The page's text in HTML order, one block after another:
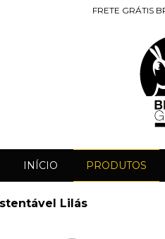
FRETE GRÁTIS
INÍCIO PRODUTOS
Lilás